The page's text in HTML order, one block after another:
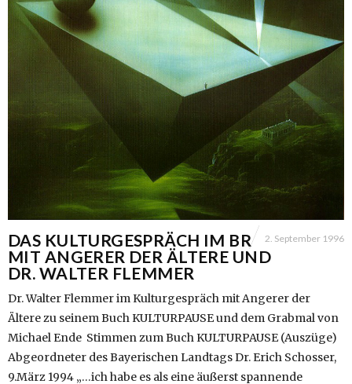
DAS KULTURGESPRÄCH IM BR
MIT ANGERER DER ÄLTERE UND
DR. WALTER FLEMMER
2. September 1996
Dr. Walter Flemmer im Kulturgespräch mit Angerer der
Ältere zu seinem Buch KULTURPAUSE und dem Grabmal von
Michael Ende Stimmen zum Buch KULTURPAUSE (Auszüge)
Abgeordneter des Bayerischen Landtags Dr. Erich Schosser,
9.März 1994 „…ich habe es als eine äußerst spannende